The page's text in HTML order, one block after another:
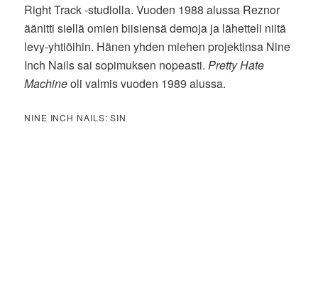
Right Track -studiolla. Vuoden 1988 alussa Reznor
äänitti siellä omien biisiensä demoja ja lähetteli niitä
levy-yhtiöihin. Hänen yhden miehen projektinsa Nine
Inch Nails sai sopimuksen nopeasti. Pretty Hate
Machineoli valmis vuoden 1989 alussa.
NINE INCH NAILS: SIN